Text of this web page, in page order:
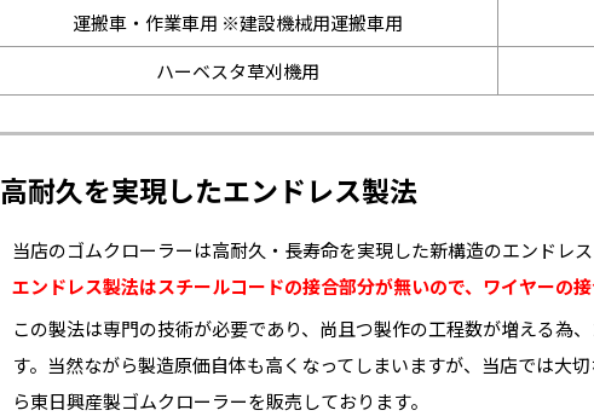
運搬車・作業車用 ※建設機械用運搬車用
ハーベスタ草刈機用
高耐久を実現したエンドレス製法
当店のゴムクローラーは高耐久・長寿命を実現した新構造のエンドレ
エンドレス製法はスチールコードの接合部分が無いので、ワイヤーの
この製法は専門の技術が必要であり、尚且つ製作の工程数が増える為
す。当然ながら製造原価自体も高くなってしまいますが、当店では大
ら東日興産製ゴムクローラーを販売しております。